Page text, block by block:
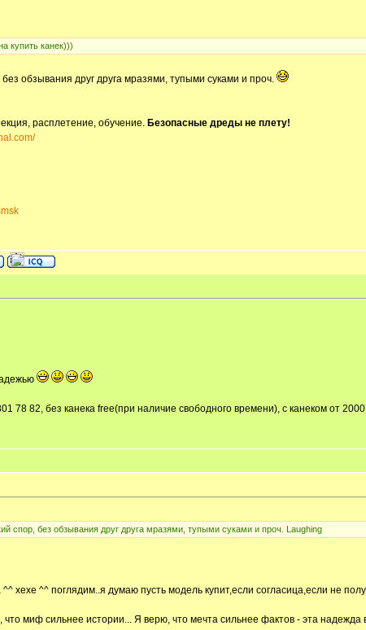
купить канек)))
обзывания друг друга мразями, тупыми суками и проч.
расплетение, обучение. Безопасные дреды не плету!
78 82, без канека free(при наличие свободного времени), с канеком от
спор, без обзывания друг друга мразями, тупыми суками и проч. Laughing
^^ хехе ^^ поглядим..я думаю пусть модель купит,если согласица,если не
миф сильнее истории... Я верю, что мечта сильнее фактов - эта